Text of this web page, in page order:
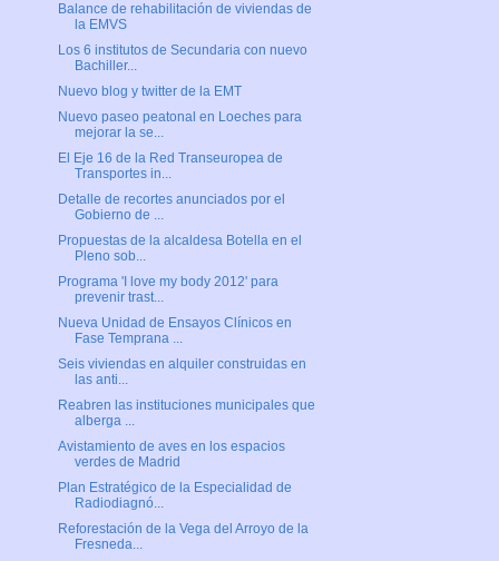
Balance de rehabilitación de viviendas de
la EMVS
Los 6 institutos de Secundaria con nuevo
Bachiller...
Nuevo blog y twitter de la EMT
Nuevo paseo peatonal en Loeches para
mejorar la se...
El Eje 16 de la Red Transeuropea de
Transportes in...
Detalle de recortes anunciados por el
Gobierno de ...
Propuestas de la alcaldesa Botella en el
Pleno sob...
Programa 'I love my body 2012' para
prevenir trast...
Nueva Unidad de Ensayos Clínicos en
Fase Temprana ...
Seis viviendas en alquiler construidas en
las anti...
Reabren las instituciones municipales que
alberga ...
Avistamiento de aves en los espacios
verdes de Madrid
Plan Estratégico de la Especialidad de
Radiodiagnó...
Reforestación de la Vega del Arroyo de la
Fresneda...